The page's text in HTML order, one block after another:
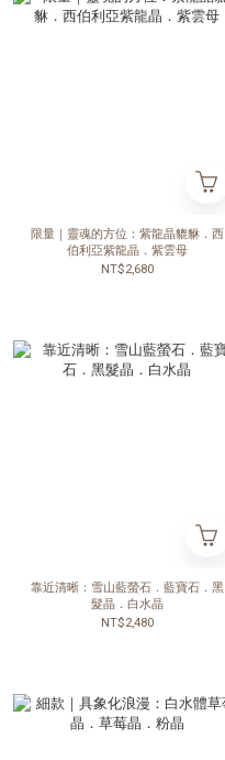
限量｜靈魂的方位：紫龍晶貔貅．西
伯利亞紫龍晶．紫雲母
NT$2,680
靠近清晰：雪山藍螢石．藍寶石．黑
髮晶．白水晶
NT$2,480